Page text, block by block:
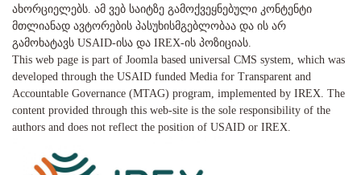
ახორციელებს. ამ ვებ საიტზე გამოქვეყნებული კონტენტი
მთლიანად ავტორების პასუხისმგებლობაა და ის არ
გამოხატავს USAID-ისა და IREX-ის პოზიციას.
This web page is part of Joomla based universal CMS system, which was
developed through the USAID funded Media for Transparent and
Accountable Governance (MTAG) program, implemented by IREX. The
content provided through this web-site is the sole responsibility of the
authors and does not reflect the position of USAID or IREX.